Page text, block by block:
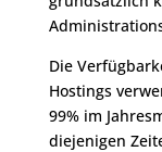
Die
Hostings
99% im
diejenigen